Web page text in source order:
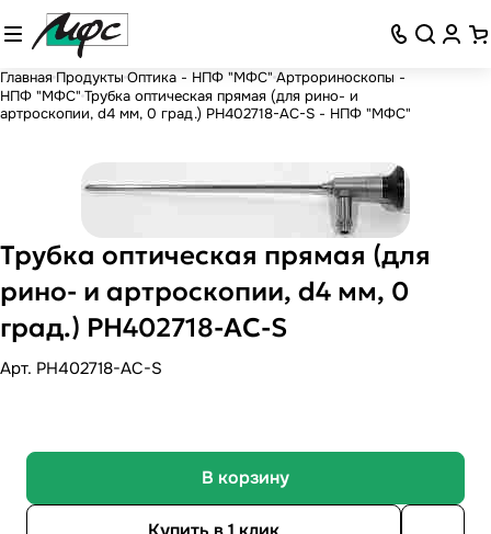
Главная Продукты Оптика - НПФ "МФС" Артрориноскопы -
НПФ "МФС" Трубка оптическая прямая (для рино- и
артроскопии, d4 мм, 0 град.) РН402718-AC-S - НПФ "МФС"
Трубка оптическая прямая (для
рино- и артроскопии, d4 мм, 0
град.) РН402718-AC-S
Арт. PH402718-AC-S
В корзину